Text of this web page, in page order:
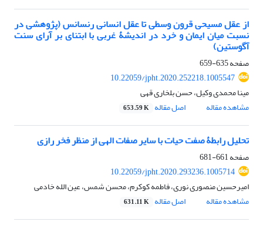
از عقل مسیحی قرون وسطی تا عقل انسانی رنسانس (پژوهشی در
نسبت میان ایمان و خرد در اندیشۀ غربی با ابتنای بر آرای سنت
آگوستین)
صفحه635-659
10.22059/jpht.2020.252218.1005547
مینا محمدی وکیل، حسن بلخاری قهی
مشاهده مقاله
اصل مقاله 653.59 K
تحلیل رابطۀ صفت حیات با سایر صفات الهی از منظر فخر رازی
صفحه661-681
10.22059/jpht.2020.293236.1005714
امیرحسین منصوری نوری، فاطمه کوکرم، محسن شمس، عین الله خادمی
مشاهده مقاله
اصل مقاله 631.11 K